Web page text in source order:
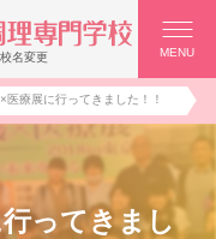
名変更 MENU
医療展に行ってきました！！
ってきまし